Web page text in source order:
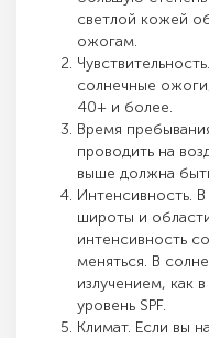
светлой кожей
ожогам.
солнечные
40+ и более.
Время
проводить на
выше должна
Интенсивность.
широты и
интенсивность
меняться. В
излучением, как
уровень SPF.
Климат. Если вы